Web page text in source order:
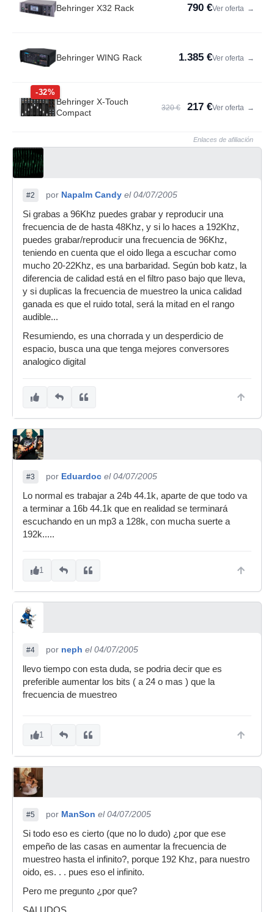
Behringer X32 Rack 790 €Ver oferta →
Behringer WING Rack 1.385 €Ver oferta →
-32%
Behringer X-Touch
Compact
320 € 217 €Ver oferta →
Enlaces de afiliación
#2 por Napalm Candy el 04/07/2005
Si grabas a 96Khz puedes grabar y reproducir una
frecuencia de de hasta 48Khz, y si lo haces a 192Khz,
puedes grabar/reproducir una frecuencia de 96Khz,
teniendo en cuenta que el oido llega a escuchar como
mucho 20-22Khz, es una barbaridad. Según bob katz, la
diferencia de calidad está en el filtro paso bajo que lleva,
y si duplicas la frecuencia de muestreo la unica calidad
ganada es que el ruido total, será la mitad en el rango
audible...
Resumiendo, es una chorrada y un desperdicio de
espacio, busca una que tenga mejores conversores
analogico digital
#3 por Eduardoc el 04/07/2005
Lo normal es trabajar a 24b 44.1k, aparte de que todo va
a terminar a 16b 44.1k que en realidad se terminará
escuchando en un mp3 a 128k, con mucha suerte a
192k.....
1
#4 por neph el 04/07/2005
llevo tiempo con esta duda, se podria decir que es
preferible aumentar los bits ( a 24 o mas ) que la
frecuencia de muestreo
1
#5 por ManSon el 04/07/2005
Si todo eso es cierto (que no lo dudo) ¿por que ese
empeño de las casas en aumentar la frecuencia de
muestreo hasta el infinito?, porque 192 Khz, para nuestro
oido, es. . . pues eso el infinito.
Pero me pregunto ¿por que?